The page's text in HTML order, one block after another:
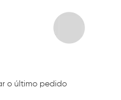
o último pedido